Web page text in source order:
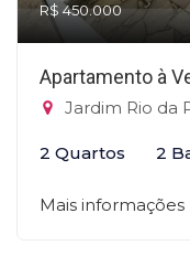
R$ 450.000
Apartamento à
Jardim Rio da
2 Quartos 2
Mais informações